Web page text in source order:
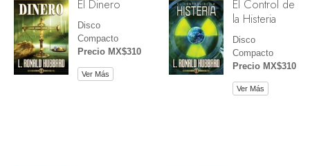
El Dinero
Disco
Compacto
Precio MX$310
Ver Más
El Control de
la Histeria
Disco
Compacto
Precio MX$310
Ver Más